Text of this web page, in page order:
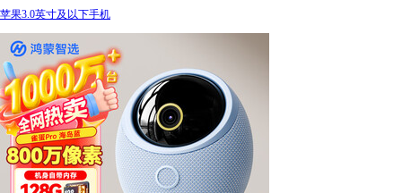
苹果3.0英寸及以下手机